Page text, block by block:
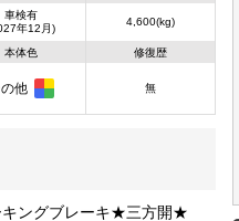
車検有
年12月)
4,600(kg)
本体色
他
修復歴
無
ングブレーキ★三方開★